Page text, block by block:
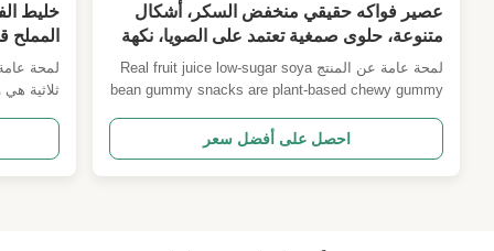
عصير فواكه حقيقي منخفض السكر، أشكال
متنوعة، حلوى صمغية تعتمد على الصويا، نكهة
الفواكه المتعددة، وجبة خفيفة نباتية صحية
للأطفال، هدية بالجملة لمستوردي متاجر
لمحة عامة عن المنتج Real fruit juice low-sugar soya
bean gummy snacks are plant-based chewy gummy
and concentrated real fruit juice as core flavor
source instead of artificial fruit essencesتتوفر
العديد من أشكال الكرتون المتنوعة الحية ، مما يتناسب
احصل على أفضل سعر
خليط
المملح
الوجبات
للفطور
لمحة
ثلاثية
البطيء